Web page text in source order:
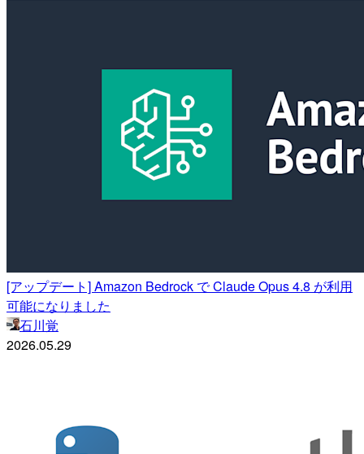
[アップデート] Amazon Bedrock で Claude Opus 4.8 が利用
可能になりました
石川覚
2026.05.29